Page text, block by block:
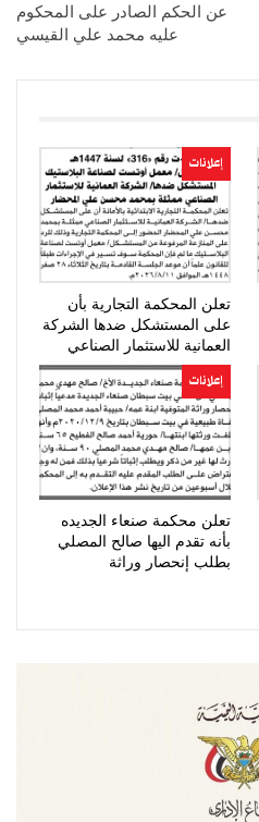
عن الحكم الصادر على المحكوم
عليه محمد علي القيسي
إعلانات
تعلن المحكمة التجارية بأن
على المستشكل ضدها الشركة
العمانية للاستثمار الصناعي
الحضور…
إعلانات
تعلن محكمة صنعاء الجديده
بأنه تقدم اليها صالح المصلي
بطلب إنحصار وراثة